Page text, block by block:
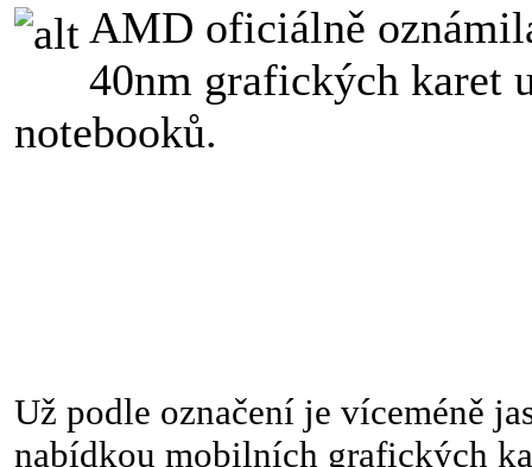
AMD oficiálně
40nm grafických karet
notebooků.
Už podle označení je víceméně
nabídkou mobilních grafických